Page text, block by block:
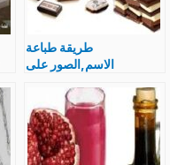
طريقة طباعة
الاسم,الصور على
الطباعة مشروع جيد